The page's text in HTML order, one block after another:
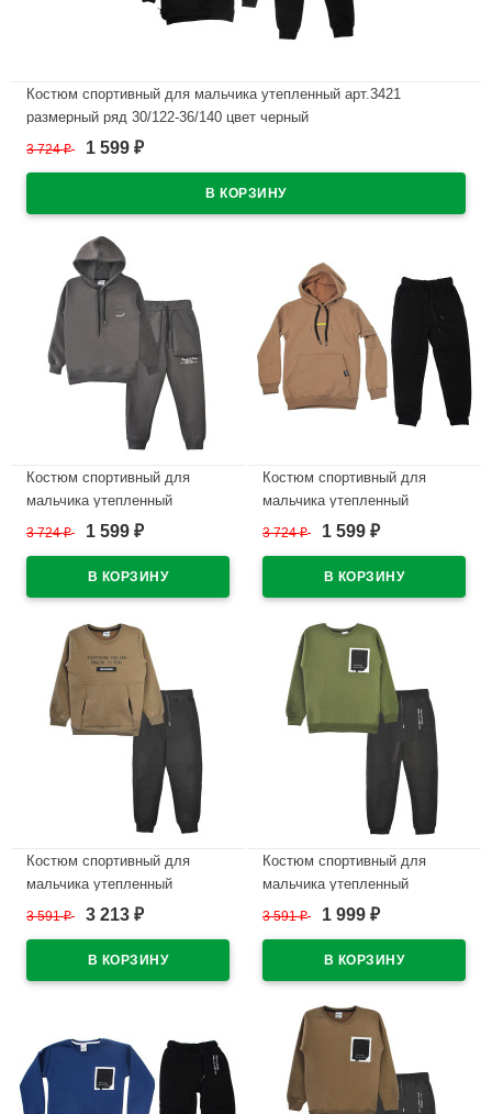
Костюм спортивный для мальчика утепленный арт.3421
размерный ряд 30/122-36/140 цвет черный
В наличии
3 724₽ 1 599 ₽
Костюм спортивный для
мальчика утепленный
арт.3421 размерный ряд
3 724₽ 1 599 ₽
Костюм спортивный для
мальчика утепленный
арт.3422 размерный ряд
3 724₽ 1 599 ₽
Костюм спортивный для
мальчика утепленный
арт.3418 размерный ряд
3 591₽ 3 213 ₽
Костюм спортивный для
мальчика утепленный
арт.3417 размерный ряд
3 591₽ 1 999 ₽